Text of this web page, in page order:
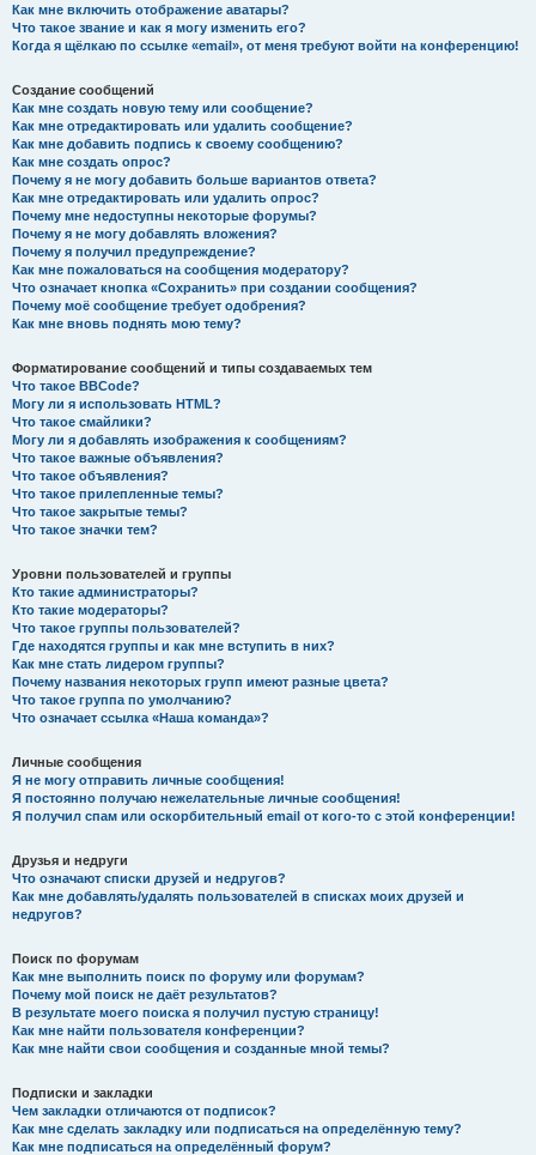
Как мне включить отображение аватары?
Что такое звание и как я могу изменить его?
Когда я щёлкаю по ссылке «email», от меня требуют войти на конференцию!
Создание сообщений
Как мне создать новую тему или сообщение?
Как мне отредактировать или удалить сообщение?
Как мне добавить подпись к своему сообщению?
Как мне создать опрос?
Почему я не могу добавить больше вариантов ответа?
Как мне отредактировать или удалить опрос?
Почему мне недоступны некоторые форумы?
Почему я не могу добавлять вложения?
Почему я получил предупреждение?
Как мне пожаловаться на сообщения модератору?
Что означает кнопка «Сохранить» при создании сообщения?
Почему моё сообщение требует одобрения?
Как мне вновь поднять мою тему?
Форматирование сообщений и типы создаваемых тем
Что такое BBCode?
Могу ли я использовать HTML?
Что такое смайлики?
Могу ли я добавлять изображения к сообщениям?
Что такое важные объявления?
Что такое объявления?
Что такое прилепленные темы?
Что такое закрытые темы?
Что такое значки тем?
Уровни пользователей и группы
Кто такие администраторы?
Кто такие модераторы?
Что такое группы пользователей?
Где находятся группы и как мне вступить в них?
Как мне стать лидером группы?
Почему названия некоторых групп имеют разные цвета?
Что такое группа по умолчанию?
Что означает ссылка «Наша команда»?
Личные сообщения
Я не могу отправить личные сообщения!
Я постоянно получаю нежелательные личные сообщения!
Я получил спам или оскорбительный email от кого-то с этой конференции!
Друзья и недруги
Что означают списки друзей и недругов?
Как мне добавлять/удалять пользователей в списках моих друзей и
недругов?
Поиск по форумам
Как мне выполнить поиск по форуму или форумам?
Почему мой поиск не даёт результатов?
В результате моего поиска я получил пустую страницу!
Как мне найти пользователя конференции?
Как мне найти свои сообщения и созданные мной темы?
Подписки и закладки
Чем закладки отличаются от подписок?
Как мне сделать закладку или подписаться на определённую тему?
Как мне подписаться на определённый форум?